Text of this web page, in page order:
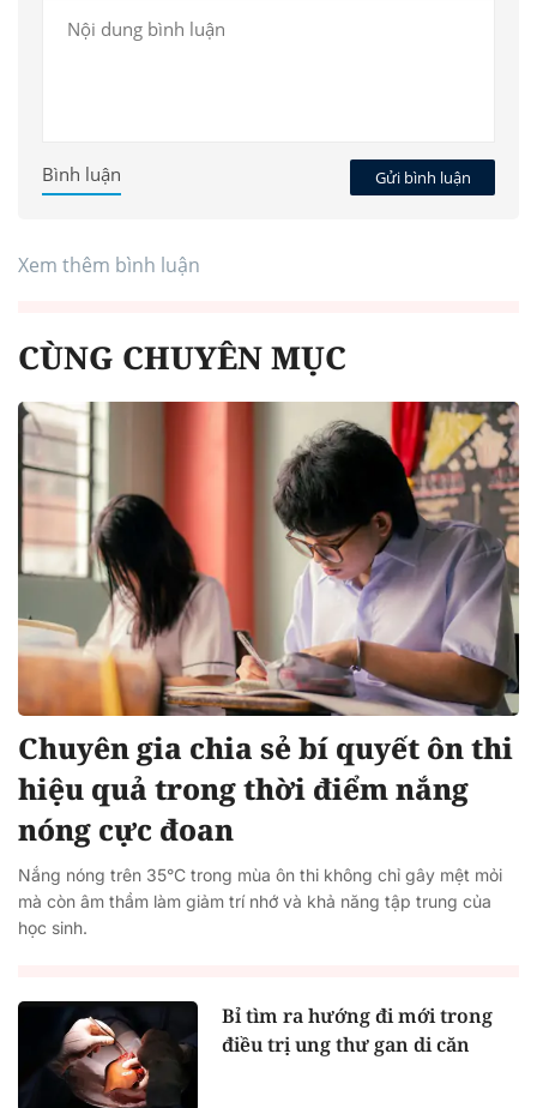
Gửi bình luận
Bình luận
Xem thêm bình luận
CÙNG CHUYÊN MỤC
Chuyên gia chia sẻ bí quyết ôn thi
hiệu quả trong thời điểm nắng
nóng cực đoan
Nắng nóng trên 35°C trong mùa ôn thi không chỉ gây mệt mỏi
mà còn âm thầm làm giảm trí nhớ và khả năng tập trung của
học sinh.
Bỉ tìm ra hướng đi mới trong
điều trị ung thư gan di căn